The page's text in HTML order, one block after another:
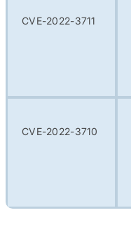
CVE-2022-3711
CVE-2022-3710